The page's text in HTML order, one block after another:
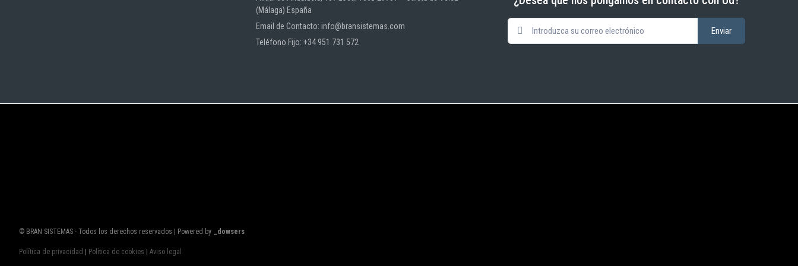
(Málaga) España
Email de Contacto: info@bransistemas.com
Teléfono Fijo: +34 951 731 572
© BRAN SISTEMAS - Todos los derechos reservados | Powered by _dowsers
Política de privacidad | Política de cookies | Aviso legal